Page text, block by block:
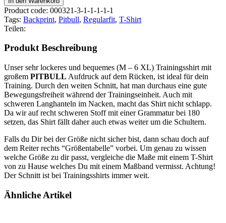
-
BBS
-
PITBULL-
BLK-
BACKPRNT
Product code: 000321-3-1-1-1-1-1
Tags: Backprint, Pitbull, Regularfit, T-Shirt
Teilen:
Produkt Beschreibung
Unser sehr lockeres und bequemes (M – 6 XL) Trainingsshirt mit
großem PITBULL Aufdruck auf dem Rücken, ist ideal für dein
Training. Durch den weiten Schnitt, hat man durchaus eine gute
Bewegungsfreiheit während der Trainingseinheit. Auch mit
schweren Langhanteln im Nacken, macht das Shirt nicht schlapp.
Da wir auf recht schweren Stoff mit einer Grammatur bei 180
setzen, das Shirt fällt daher auch etwas weiter um die Schultern.
Falls du Dir bei der Größe nicht sicher bist, dann schau doch auf
dem Reiter rechts “Größentabelle” vorbei. Um genau zu wissen
welche Größe zu dir passt, vergleiche die Maße mit einem T-Shirt
von zu Hause welches Du mit einem Maßband vermisst. Achtung!
Der Schnitt ist bei Trainingsshirts immer weit.
Ähnliche Artikel